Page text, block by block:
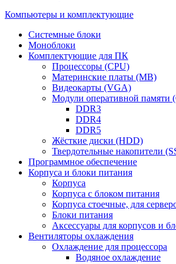
Компьютеры и комплектующие
Системные блоки
Моноблоки
Комплектующие для ПК
Процессоры (CPU)
Материнские платы (MB)
Видеокарты (VGA)
Модули оперативной памяти
DDR3
DDR4
DDR5
Жёсткие диски (HDD)
Твердотельные накопители
Программное обеспечение
Корпуса и блоки питания
Корпуса
Корпуса с блоком питания
Корпуса стоечные, для
Блоки питания
Аксессуары для корпусов и
Вентиляторы охлаждения
Охлаждение для процессора
Водяное охлаждение